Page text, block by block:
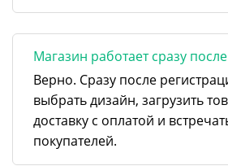
Магазин работает сразу
Верно. Сразу после
выбрать дизайн, загрузить
доставку с оплатой и
покупателей.